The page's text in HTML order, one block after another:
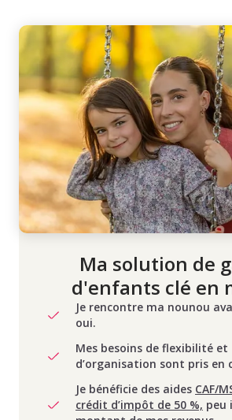
Ma solution de
d'enfants clé en
Je rencontre ma nounou
oui.
Mes besoins de flexibilité et
d’organisation sont pris en
Je bénéficie des aides CAF/
crédit d’impôt de 50 %, peu